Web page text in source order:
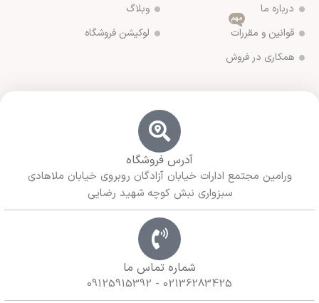
درباره ما
قوانین و مقررات
مهم
همکاری در فروش
وبلاگ
لوکیشن فروشگاه
آدرس فروشگاه
ورامین مجتمع ادارات خیابان آزادگان روبروی خیابان ملاهادی
سبزواری نبش کوچه شهید رضایی
شماره تماس ما
02136283425 - 09125915392